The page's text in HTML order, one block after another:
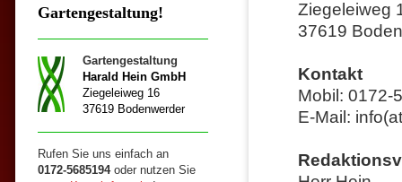
Gartengestaltung!
Gartengestaltung
Harald Hein GmbH
Ziegeleiweg 16
37619 Bodenwerder
Rufen Sie uns einfach an
0172-5685194 oder nutzen Sie
Ziegeleiweg
37619
Kontakt
Mobil: 0172-
E-Mail: